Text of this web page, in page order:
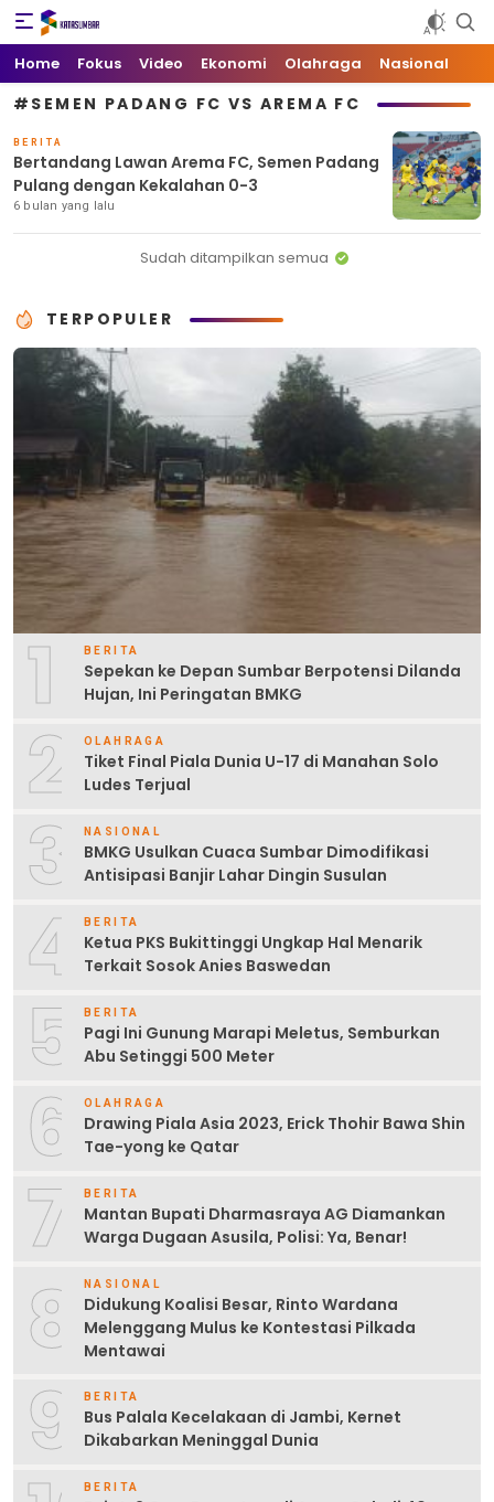
Kata Sumbar
Berita Sumbar Hari Ini
Home Fokus Video Ekonomi Olahraga Nasional
#SEMEN PADANG FC VS AREMA FC
BERITA
Bertandang Lawan Arema FC, Semen Padang
Pulang dengan Kekalahan 0-3
6 bulan yang lalu
Sudah ditampilkan semua
TERPOPULER
1 BERITA
Sepekan ke Depan Sumbar Berpotensi Dilanda
Hujan, Ini Peringatan BMKG
2 OLAHRAGA
Tiket Final Piala Dunia U-17 di Manahan Solo
Ludes Terjual
3 NASIONAL
BMKG Usulkan Cuaca Sumbar Dimodifikasi
Antisipasi Banjir Lahar Dingin Susulan
4 BERITA
Ketua PKS Bukittinggi Ungkap Hal Menarik
Terkait Sosok Anies Baswedan
5 BERITA
Pagi Ini Gunung Marapi Meletus, Semburkan
Abu Setinggi 500 Meter
6 OLAHRAGA
Drawing Piala Asia 2023, Erick Thohir Bawa Shin
Tae-yong ke Qatar
7 BERITA
Mantan Bupati Dharmasraya AG Diamankan
Warga Dugaan Asusila, Polisi: Ya, Benar!
8 NASIONAL
Didukung Koalisi Besar, Rinto Wardana
Melenggang Mulus ke Kontestasi Pilkada
Mentawai
9 BERITA
Bus Palala Kecelakaan di Jambi, Kernet
Dikabarkan Meninggal Dunia
BERITA